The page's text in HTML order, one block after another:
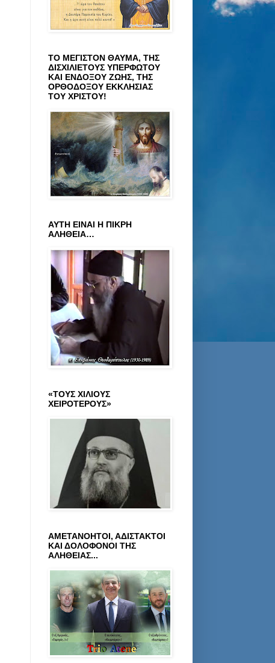
ΤΟ ΜΕΓΙΣΤΟΝ ΘΑΥΜΑ, ΤΗΣ
ΔΙΣΧΙΛΙΕΤΟΥΣ ΥΠΕΡΦΩΤΟΥ
ΚΑΙ ΕΝΔΟΞΟΥ ΖΩΗΣ, ΤΗΣ
ΟΡΘΟΔΟΞΟΥ ΕΚΚΛΗΣΙΑΣ
ΤΟΥ ΧΡΙΣΤΟΥ!
ΑΥΤΗ ΕΙΝΑΙ Η ΠΙΚΡΗ
ΑΛΗΘΕΙΑ…
«ΤΟΥΣ ΧΙΛΙΟΥΣ
ΧΕΙΡΟΤΕΡΟΥΣ»
ΑΜΕΤΑΝΟΗΤΟΙ, ΑΔΙΣΤΑΚΤΟΙ
ΚΑΙ ΔΟΛΟΦΟΝΟΙ ΤΗΣ
ΑΛΗΘΕΙΑΣ...